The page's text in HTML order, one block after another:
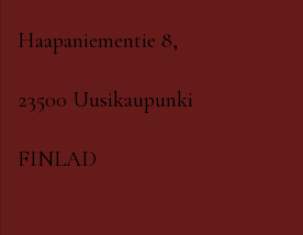
Haapaniementie 8,
23500 Uusikaupunki
FINLAD